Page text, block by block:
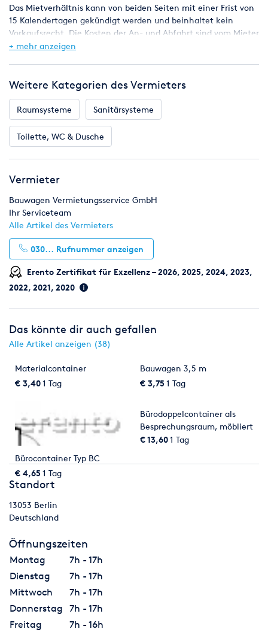
Das Mietverhältnis kann von beiden Seiten mit einer Frist von
15 Kalendertagen gekündigt werden und beinhaltet kein
Vorkaufsrecht. Die Kosten der An- und Abfahrt sind vom Mieter
zu tragen. Die minimale Mietdauer beträgt 1 Monat.
+ mehr anzeigen
Weitere Kategorien des Vermieters
Raumsysteme Sanitärsysteme
Toilette, WC & Dusche
Vermieter
Bauwagen Vermietungsservice GmbH
Ihr Serviceteam
Alle Artikel des Vermieters
030... Rufnummer anzeigen
Erento Zertifikat für Exzellenz – 2026, 2025, 2024, 2023,
2022, 2021, 2020
Das könnte dir auch gefallen
Alle Artikel anzeigen (38)
Materialcontainer
€ 3,401 Tag
Bauwagen 3,5 m
€ 3,751 Tag
Bürocontainer Typ BC
€ 4,651 Tag
Bürodoppelcontainer als
Besprechungsraum, möbliert
€ 13,601 Tag
Standort
13053 Berlin
Deutschland
Öffnungszeiten
Montag
7h - 17h
Dienstag
7h - 17h
Mittwoch
7h - 17h
Donnerstag
7h - 17h
Freitag
7h - 16h